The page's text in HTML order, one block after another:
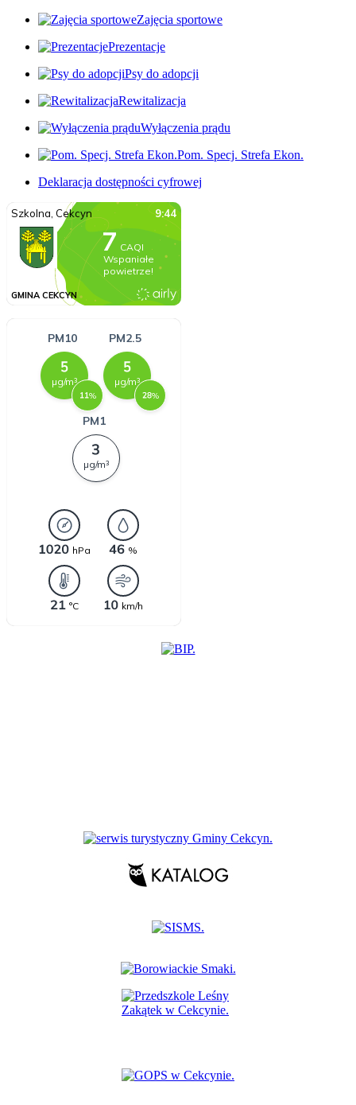
Zajęcia sportowe
Prezentacje
Psy do adopcji
Rewitalizacja
Wyłączenia prądu
Pom. Specj. Strefa Ekon.
Deklaracja dostępności cyfrowej